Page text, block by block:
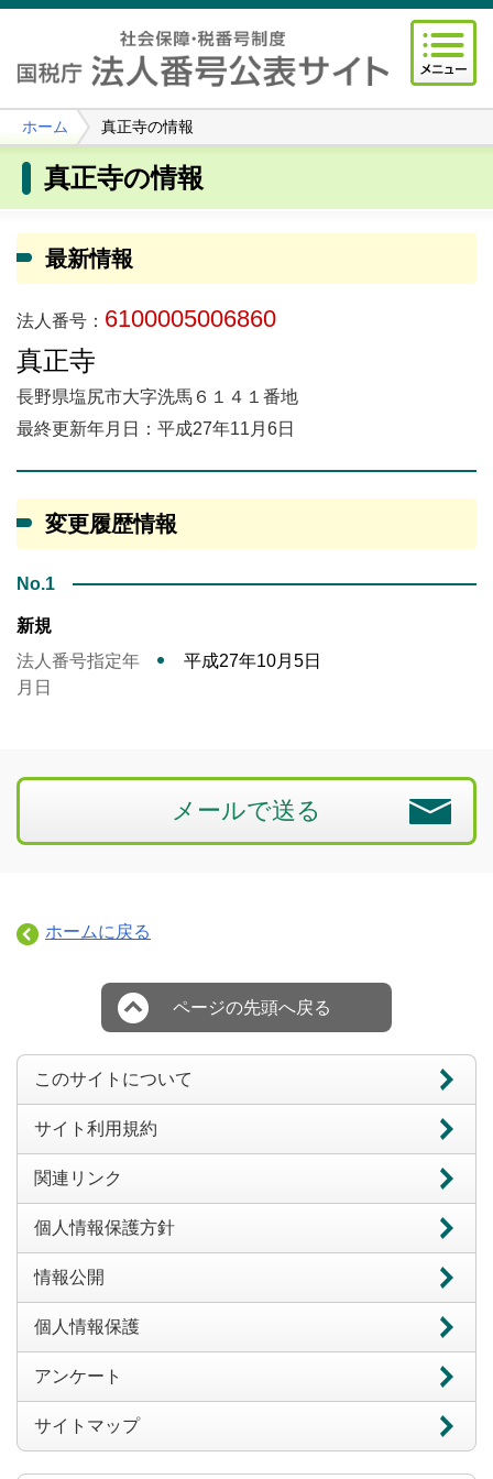
ホーム 真正寺の情報
真正寺の情報
最新情報
法人番号： 6100005006860
真正寺
長野県塩尻市大字洗馬６１４１番地
最終更新年月日：平成27年11月6日
変更履歴情報
No.1
新規
法人番号指定年
月日
平成27年10月5日
メールで送る
ホームに戻る
ページの先頭へ戻る
このサイトについて
サイト利用規約
関連リンク
個人情報保護方針
情報公開
個人情報保護
アンケート
サイトマップ